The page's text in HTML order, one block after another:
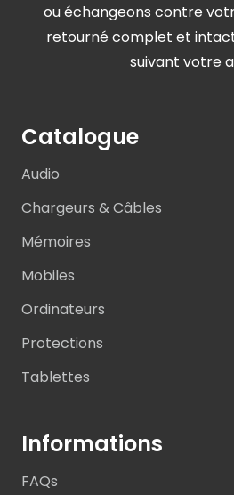
ou échangeons contre
retourné complet et
suivant votre
Catalogue
Audio
Chargeurs & Câbles
Mémoires
Mobiles
Ordinateurs
Protections
Tablettes
Informations
FAQs